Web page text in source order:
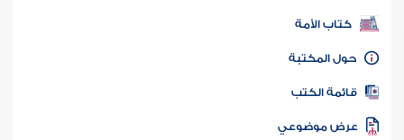
كتب PDF
كتاب الأمة
المكتبة
الكتب